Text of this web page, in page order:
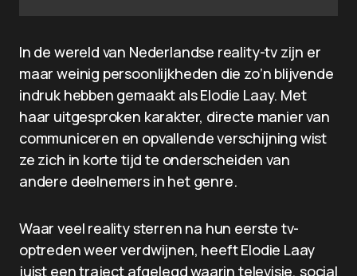
In de wereld van Nederlandse reality-tv zijn er
maar weinig persoonlijkheden die zo’n blijvende
indruk hebben gemaakt als Elodie Laay. Met
haar uitgesproken karakter, directe manier van
communiceren en opvallende verschijning wist
ze zich in korte tijd te onderscheiden van
andere deelnemers in het genre.
Waar veel reality sterren na hun eerste tv-
optreden weer verdwijnen, heeft Elodie Laay
juist een traject afgelegd waarin televisie, social